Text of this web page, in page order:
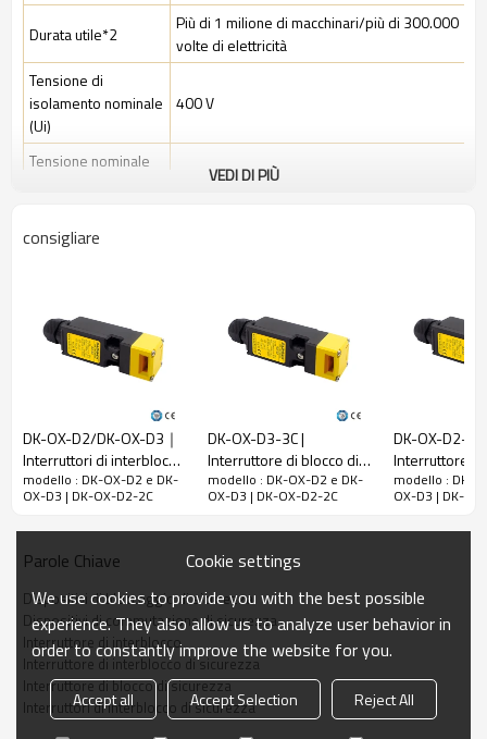
Durata utile*2
Più di 1 milione di macchinari/più di 300.000
volte di elettricità
Tensione di
isolamento nominale
(Ui)
400 V
Tensione nominale
Corrente termica
Usa la categoria
Tensione di lavoro
nominale (le)
Corrente di
cortocircuito limitata
1000A
forza di disimpegno
≥60N
Distanza di fuga
forzata
≥10 mm
Frequenza operativa ≤ 20 volte/minuto
Temperatura
ambiente
-20°C~60°C (senza congelamento)
VEDI DI PIÙ
consigliare
DK-OX-D2/DK-OX-D3｜
Interruttori di interblocco
di sicurezza con
funzione di blocco｜
modello : DK-OX-D2 e DK-
OX-D3 | DK-OX-D2-2C
DK-OX-D3-3C |
Interruttore di blocco di
sicurezza | DADISICK
modello : DK-OX-D2 e DK-
OX-D3 | DK-OX-D2-2C
DK-OX-D2-
Interruttore di
DADISICK
modello : DK-
OX-D3 | DK-
Parole Chiave
Dispositivi di bloccaggio di sicurezza
Dispositivi di commutazione di sicurezza
Interruttore di interblocco
Interruttore di interblocco di sicurezza
Interruttore di blocco di sicurezza
Interruttori di interblocco di sicurezza
Cookie settings
We use cookies to provide you with the best possible
experience. They also allow us to analyze user behavior in
order to constantly improve the website for you.
Accept all Accept Selection
Reject All